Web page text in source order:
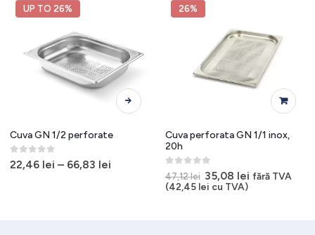
UP TO 26%
Acest produs are mai multe variații. Opțiunile pot fi alese în pagina produsului.
Cuva GN 1/2 perforate
0out of 5
22,46 lei – 66,83 lei
26%
Cuva perforata GN 1/1 inox,
20h
0 out of 5
47,12lei Prețul
inițial
35,08 lei Prețul
fără TVA
(42,45 lei cu TVA)